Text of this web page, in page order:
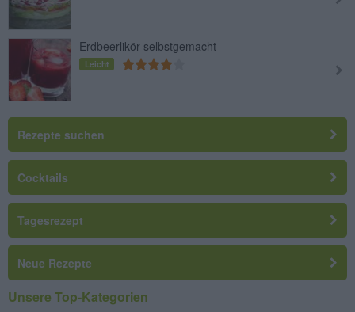
Erdbeerlikör selbstgemacht
Leicht
Rezepte suchen
Cocktails
Tagesrezept
Neue Rezepte
Unsere Top-Kategorien